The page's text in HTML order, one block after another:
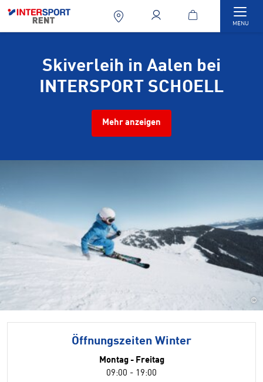
MENU
Skiverleih in Aalen bei
INTERSPORT SCHOELL
Mehr anzeigen
©
Öffnungszeiten Winter
Montag - Freitag
09:00 - 19:00